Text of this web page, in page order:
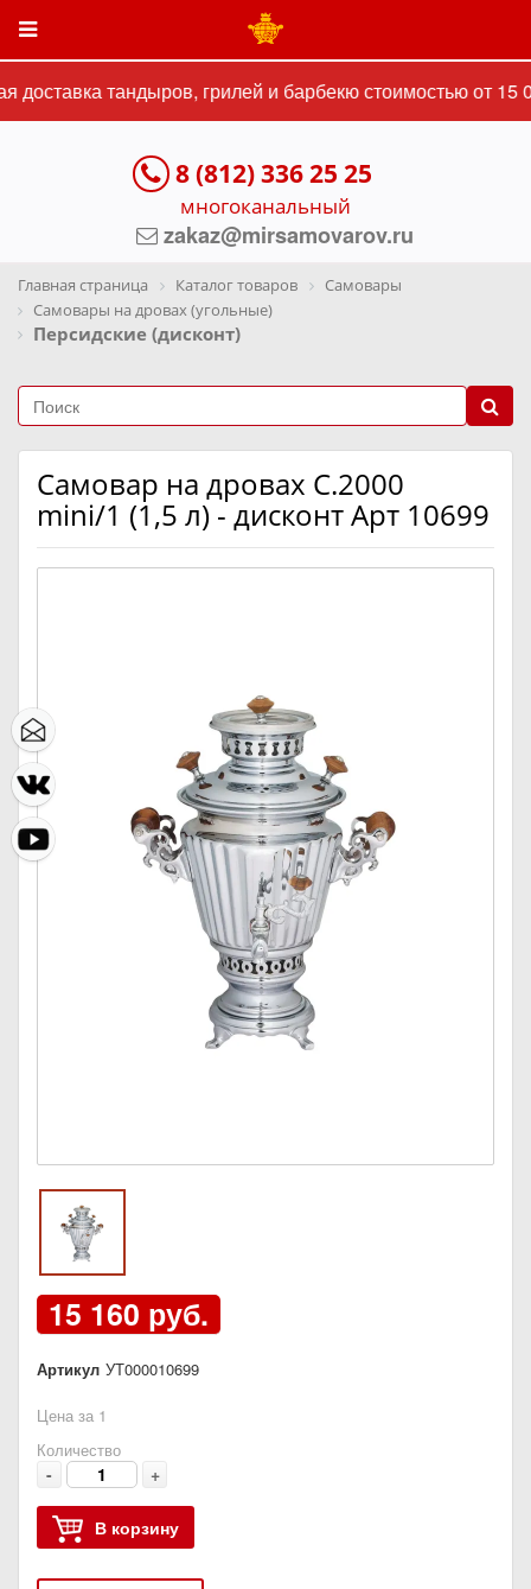
доставка тандыров, грилей и барбекю стоимостью от 15
8 (812) 336 25 25
многоканальный
zakaz@mirsamovarov.ru
Главная страница Каталог товаров
Самовары
Самовары на дровах (угольные)
Персидские (дисконт)
Самовар на дровах C.2000
mini/1 (1,5 л) - дисконт Арт 10699
15 160 руб.
Артикул УТ000010699
Цена за 1
Количество
- +
В корзину